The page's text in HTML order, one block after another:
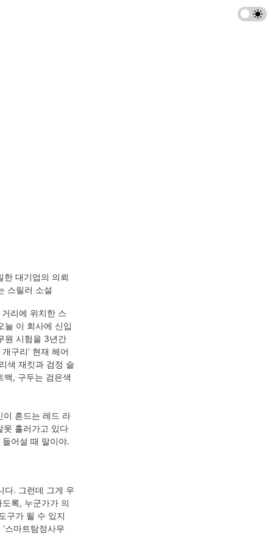
한 대기업의 의뢰
스릴러 소설
리에 위치한 스
늘 이 회사에 신입
원 시험을 3년간
구리’ 현재 헤어
색 재킷과 검정 슬
백, 구두는 검은색
이 흔드는 레드 라
못 흘러가고 있다
어설 때 말이야.
다. 그런데 그게 우
록, 누군가가 의
구가 될 수 있지
스마트탐정사무